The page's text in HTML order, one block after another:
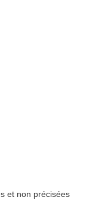
et non précisées